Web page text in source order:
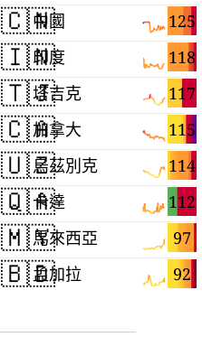
🇨🇳 125
中國
🇮🇳 118
印度
🇹🇯 117
塔吉克
🇨🇦 115
加拿大
🇺🇿 114
烏茲別克
🇶🇦 112
卡達
🇲🇾 97
馬來西亞
🇧🇩 92
孟加拉